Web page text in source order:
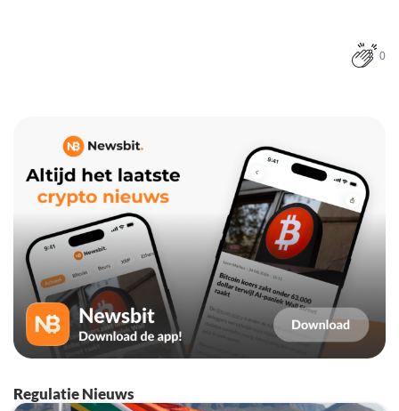
0
Regulatie Nieuws